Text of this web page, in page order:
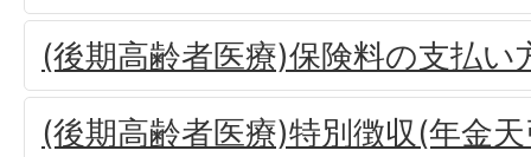
(後期高齢者医療)保険料の支払い
(後期高齢者医療)特別徴収(年金